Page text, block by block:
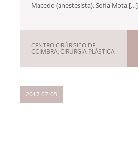
Macedo (anestesista), Sofia Mota […]
CENTRO CIRÚRGICO DE
COIMBRA, CIRURGIA PLÁSTICA
2017-07-05